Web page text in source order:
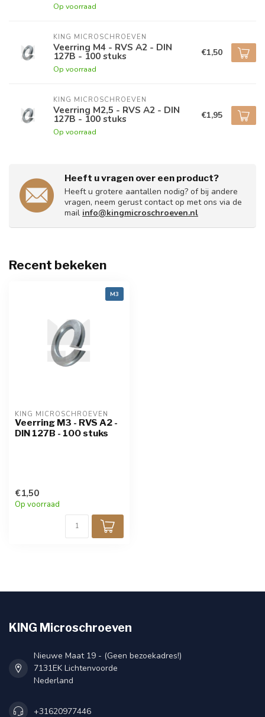
Op voorraad
KING MICROSCHROEVEN
Veerring M4 - RVS A2 - DIN
127B - 100 stuks
Op voorraad
€1,50
KING MICROSCHROEVEN
Veerring M2,5 - RVS A2 - DIN
127B - 100 stuks
Op voorraad
€1,95
Heeft u vragen over een product?
Heeft u grotere aantallen nodig? of bij andere
vragen, neem gerust contact op met ons via de
mail info@kingmicroschroeven.nl
Recent bekeken
M3
KING MICROSCHROEVEN
Veerring M3 - RVS A2 -
DIN 127B - 100 stuks
€1,50
Op voorraad
KING Microschroeven
Nieuwe Maat 19 - (Geen bezoekadres!)
7131EK Lichtenvoorde
Nederland
+31620977446